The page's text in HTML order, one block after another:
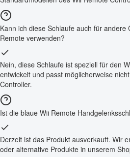
Kann ich diese Schlaufe auch für andere
Remote verwenden?
Nein, diese Schlaufe ist speziell für den
entwickelt und passt möglicherweise
Controller.
Ist die blaue Wii Remote
Derzeit ist das Produkt ausverkauft. Wir
oder alternative Produkte in unserem